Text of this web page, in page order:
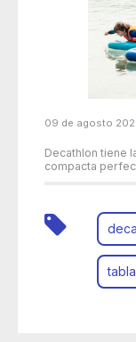
09 de agosto
Decathlon tiene
compacta